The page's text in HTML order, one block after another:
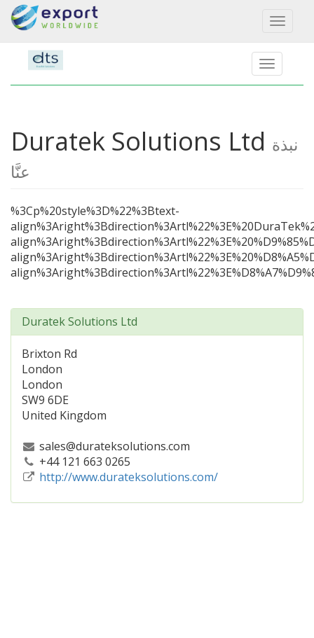
Toggle
Duratek Solutions Ltd نبذة
عنَّا
%3Cp%20style%3D%22%3Btext-
Duratek Solutions Ltd
Brixton Rd
London
London
SW9 6DE
United Kingdom
sales@durateksolutions.com
+44 121 663 0265
http://www.durateksolutions.com/